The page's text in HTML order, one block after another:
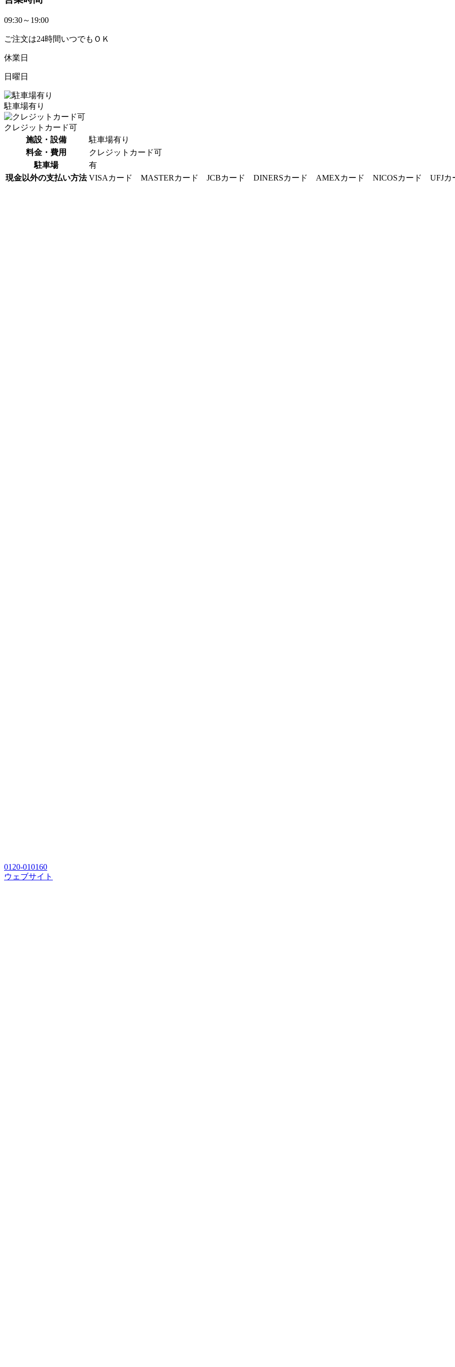
09:30～19:00
ご注文は24時間いつでもＯＫ
休業日
日曜日
駐車場有り
クレジットカード可
施設・設備
駐車場有り
料金・費用
クレジットカード可
駐車場
有
現金以外の支払い方法 VISAカード MASTERカード JCBカード DINERSカード AMEXカード NICOSカード UFJカ
0120-010160
ウェブサイト